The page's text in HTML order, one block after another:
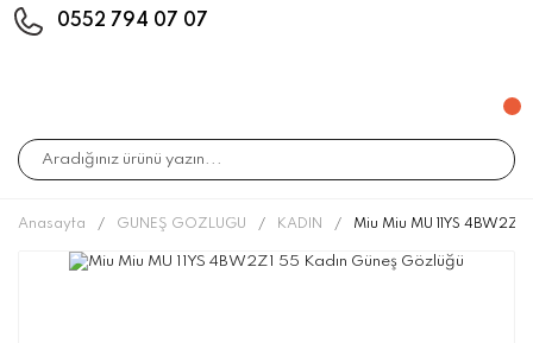
0552 794 07 07
Anasayfa GÜNEŞ GÖZLÜĞÜ KADIN Miu Miu MU 11YS